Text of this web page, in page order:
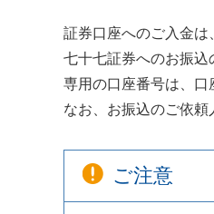
証券口座へのご入金
七十七証券へのお振
専用の口座番号は、
なお、お振込のご依
ご注意